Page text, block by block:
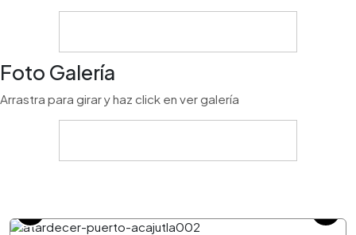
Foto Galería
Arrastra para girar y haz click en ver galería